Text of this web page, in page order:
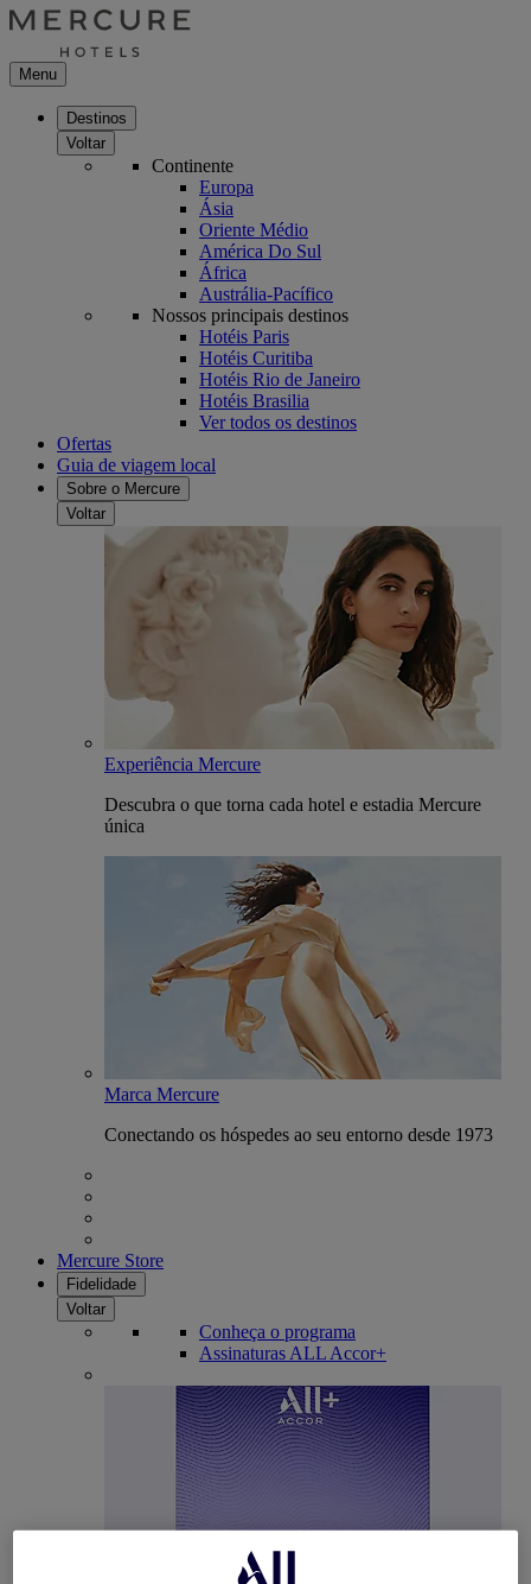
Menu
Destinos
Voltar
Continente
Europa
Ásia
Oriente Médio
América Do Sul
África
Austrália-Pacífico
Nossos principais destinos
Hotéis Paris
Hotéis Curitiba
Hotéis Rio de Janeiro
Hotéis Brasilia
Ver todos os destinos
Ofertas
Guia de viagem local
Sobre o Mercure
Voltar
Experiência Mercure
Descubra o que torna cada hotel e estadia Mercure
única
Marca Mercure
Conectando os hóspedes ao seu entorno desde 1973
Mercure Store
Fidelidade
Voltar
Conheça o programa
Assinaturas ALL Accor+